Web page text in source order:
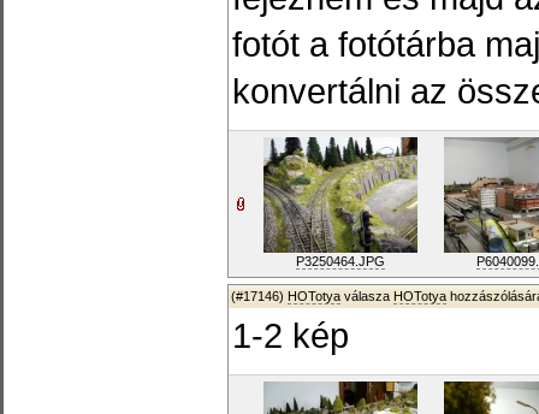
fotót a fotótárba
konvertálni az
P3250464.JPG
(#17146) HOTotya válasza HOTotya
1-2 kép